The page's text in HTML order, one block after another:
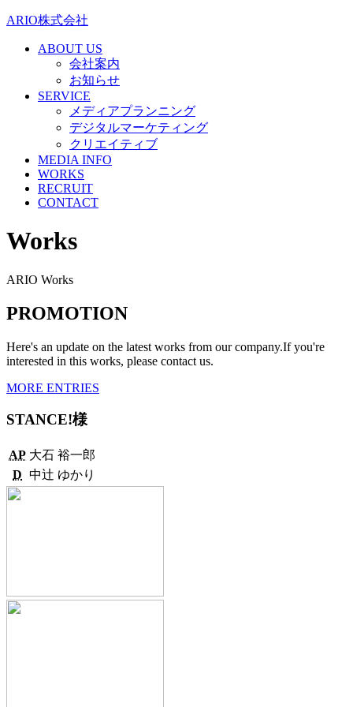
ARIO株式会社
ABOUT US
会社案内
お知らせ
SERVICE
メディアプランニング
デジタルマーケティング
クリエイティブ
MEDIA INFO
WORKS
RECRUIT
CONTACT
Works
ARIO Works
PROMOTION
Here's an update on the latest works from our company.If you're
interested in this works, please contact us.
MORE ENTRIES
STANCE!様
AP 大石 裕一郎
D 中辻 ゆかり